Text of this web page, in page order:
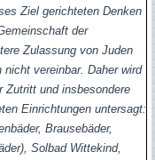
Ziel gerichteten Denken
der
Zulassung von Juden
vereinbar. Daher wird
Zutritt und insbesondere
Einrichtungen untersagt:
Brausebäder,
Solbad Wittekind,